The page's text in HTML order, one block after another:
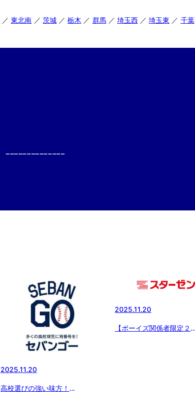
東北南 茨城 栃木 群馬 埼玉西 埼玉東 千葉
--------------
2025.11.20
高校選びの強い味方！
2025.11.20
【ボーイズ関係者限定２